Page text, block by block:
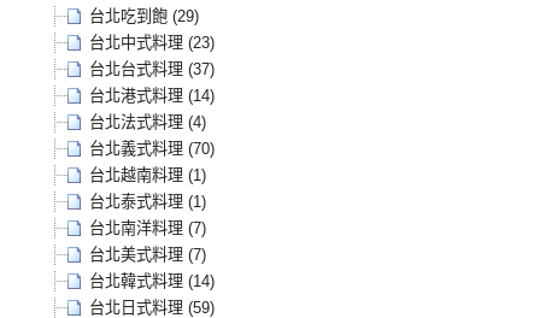
台北吃到飽 (29)
台北中式料理 (23)
台北台式料理 (37)
台北港式料理 (14)
台北法式料理 (4)
台北義式料理 (70)
台北越南料理 (1)
台北泰式料理 (1)
台北南洋料理 (7)
台北美式料理 (7)
台北韓式料理 (14)
台北日式料理 (59)